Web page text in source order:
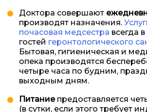
Доктора совершают
производят назначения.
почасовая медсестра всегда
гостей геронтологического
Бытовая, гигиеническая и
опека производятся
четыре часа по будним,
выходным дням.
Питаниепредоставляется
(в сутки, если этого требует